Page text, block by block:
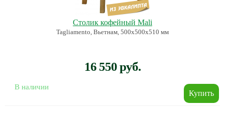
Столик кофейный Mali
Tagliamento, Вьетнам, 500х500х510 мм
16 550 руб.
В наличии